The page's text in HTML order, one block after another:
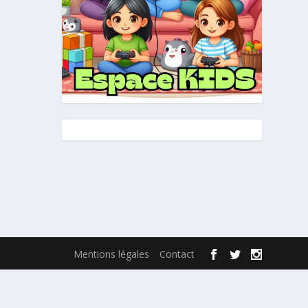
Mentions légales Contact